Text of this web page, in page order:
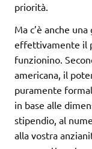
priorità.
Ma c’è anche
effettivamente il
funzionino.
americana, il
puramente
in base alle
stipendio, al
alla vostra